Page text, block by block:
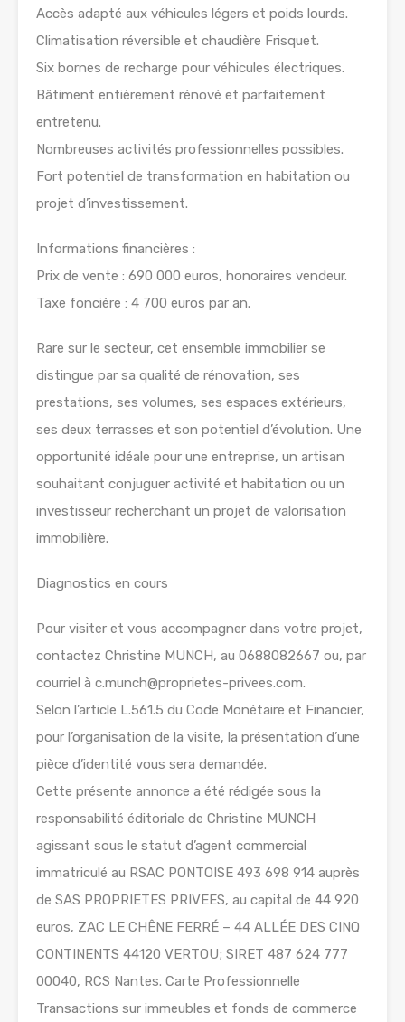
Accès adapté aux véhicules légers et poids lourds.
Climatisation réversible et chaudière Frisquet.
Six bornes de recharge pour véhicules électriques.
Bâtiment entièrement rénové et parfaitement
entretenu.
Nombreuses activités professionnelles possibles.
Fort potentiel de transformation en habitation ou
projet d’investissement.
Informations financières :
Prix de vente : 690 000 euros, honoraires vendeur.
Taxe foncière : 4 700 euros par an.
Rare sur le secteur, cet ensemble immobilier se
distingue par sa qualité de rénovation, ses
prestations, ses volumes, ses espaces extérieurs,
ses deux terrasses et son potentiel d’évolution. Une
opportunité idéale pour une entreprise, un artisan
souhaitant conjuguer activité et habitation ou un
investisseur recherchant un projet de valorisation
immobilière.
Diagnostics en cours
Pour visiter et vous accompagner dans votre projet,
contactez Christine MUNCH, au 0688082667 ou, par
courriel à c.munch@proprietes-privees.com.
Selon l’article L.561.5 du Code Monétaire et Financier,
pour l’organisation de la visite, la présentation d’une
pièce d’identité vous sera demandée.
Cette présente annonce a été rédigée sous la
responsabilité éditoriale de Christine MUNCH
agissant sous le statut d’agent commercial
immatriculé au RSAC PONTOISE 493 698 914 auprès
de SAS PROPRIETES PRIVEES, au capital de 44 920
euros, ZAC LE CHÊNE FERRÉ – 44 ALLÉE DES CINQ
CONTINENTS 44120 VERTOU; SIRET 487 624 777
00040, RCS Nantes. Carte Professionnelle
Transactions sur immeubles et fonds de commerce